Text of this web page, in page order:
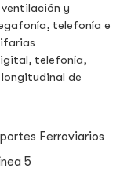
y
telefonía e
telefonía,
de
Ferroviarios
5